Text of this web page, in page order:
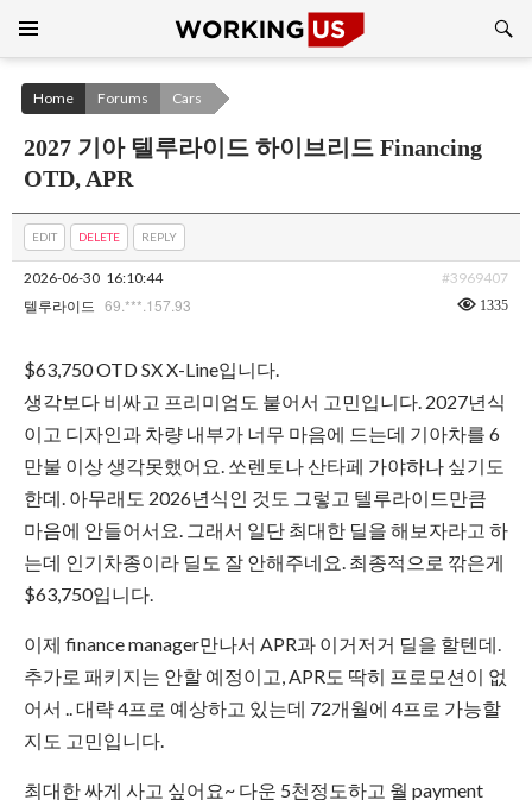
CONTENT
Home Forums Cars
2027 기아 텔루라이드 하이브리드 Financing
OTD, APR
EDIT DELETE REPLY
2026-06-30 16:10:44 #3969407
텔루라이드 69.***.157.93 1335
$63,750 OTD SX X-Line입니다.
생각보다 비싸고 프리미엄도 붙어서 고민입니다. 2027년식
이고 디자인과 차량 내부가 너무 마음에 드는데 기아차를 6
만불 이상 생각못했어요. 쏘렌토나 산타페 가야하나 싶기도
한데. 아무래도 2026년식인 것도 그렇고 텔루라이드만큼
마음에 안들어서요. 그래서 일단 최대한 딜을 해보자라고 하
는데 인기차종이라 딜도 잘 안해주네요. 최종적으로 깎은게
$63,750입니다.
이제 finance manager만나서 APR과 이거저거 딜을 할텐데.
추가로 패키지는 안할 예정이고, APR도 딱히 프로모션이 없
어서 .. 대략 4프로 예상하고 있는데 72개월에 4프로 가능할
지도 고민입니다.
최대한 싸게 사고 싶어요~ 다운 5천정도하고 월 payment